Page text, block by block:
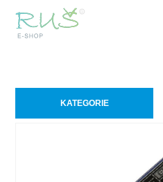
KATEGORIE